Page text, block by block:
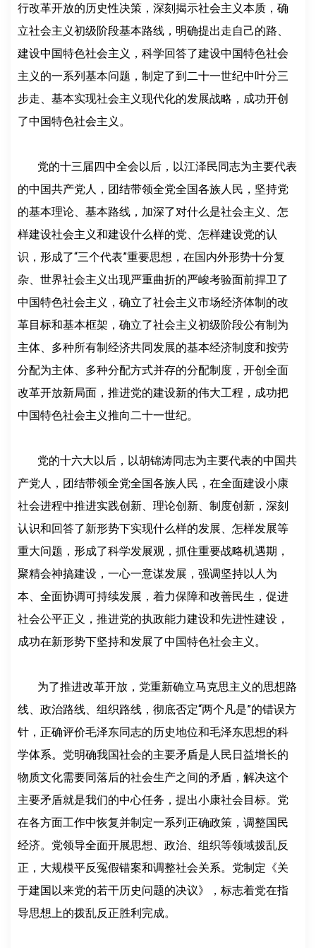
行改革开放的历史性决策，深刻揭示社会主义本质，确
立社会主义初级阶段基本路线，明确提出走自己的路、
建设中国特色社会主义，科学回答了建设中国特色社会
主义的一系列基本问题，制定了到二十一世纪中叶分三
步走、基本实现社会主义现代化的发展战略，成功开创
了中国特色社会主义。
党的十三届四中全会以后，以江泽民同志为主要代表
的中国共产党人，团结带领全党全国各族人民，坚持党
的基本理论、基本路线，加深了对什么是社会主义、怎
样建设社会主义和建设什么样的党、怎样建设党的认
识，形成了“三个代表”重要思想，在国内外形势十分复
杂、世界社会主义出现严重曲折的严峻考验面前捍卫了
中国特色社会主义，确立了社会主义市场经济体制的改
革目标和基本框架，确立了社会主义初级阶段公有制为
主体、多种所有制经济共同发展的基本经济制度和按劳
分配为主体、多种分配方式并存的分配制度，开创全面
改革开放新局面，推进党的建设新的伟大工程，成功把
中国特色社会主义推向二十一世纪。
党的十六大以后，以胡锦涛同志为主要代表的中国共
产党人，团结带领全党全国各族人民，在全面建设小康
社会进程中推进实践创新、理论创新、制度创新，深刻
认识和回答了新形势下实现什么样的发展、怎样发展等
重大问题，形成了科学发展观，抓住重要战略机遇期，
聚精会神搞建设，一心一意谋发展，强调坚持以人为
本、全面协调可持续发展，着力保障和改善民生，促进
社会公平正义，推进党的执政能力建设和先进性建设，
成功在新形势下坚持和发展了中国特色社会主义。
为了推进改革开放，党重新确立马克思主义的思想路
线、政治路线、组织路线，彻底否定“两个凡是”的错误方
针，正确评价毛泽东同志的历史地位和毛泽东思想的科
学体系。党明确我国社会的主要矛盾是人民日益增长的
物质文化需要同落后的社会生产之间的矛盾，解决这个
主要矛盾就是我们的中心任务，提出小康社会目标。党
在各方面工作中恢复并制定一系列正确政策，调整国民
经济。党领导全面开展思想、政治、组织等领域拨乱反
正，大规模平反冤假错案和调整社会关系。党制定《关
于建国以来党的若干历史问题的决议》，标志着党在指
导思想上的拨乱反正胜利完成。